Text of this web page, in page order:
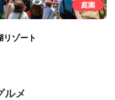
庭園
リゾート
ルメ